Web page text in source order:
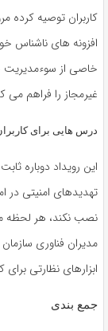
کاربران توصیه کرده
افزونه های ناشناس
خاصی از سوءمدیریت
غیرمجاز را فراهم
درس هایی برای
این رویداد دوباره
تهدیدهای امنیتی در
نصب نکند، هر لحظه
مدیران فناوری
ابزارهای نظارتی
جمع بندی